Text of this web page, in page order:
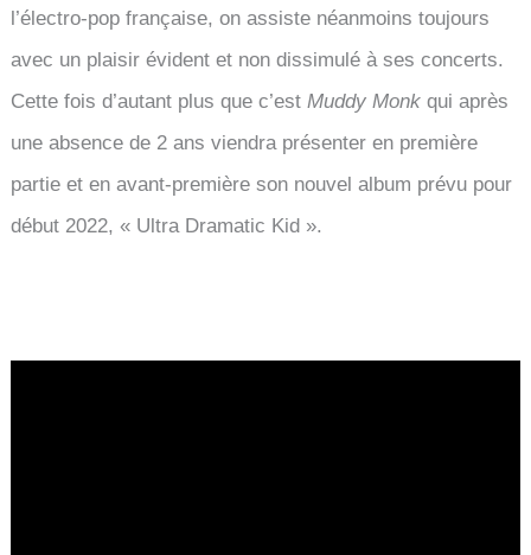
l’électro-pop française, on assiste néanmoins toujours
avec un plaisir évident et non dissimulé à ses concerts.
Cette fois d’autant plus que c’estMuddy Monk qui après
une absence de 2 ans viendra présenter en première
partie et en avant-première son nouvel album prévu pour
début 2022, « Ultra Dramatic Kid ».